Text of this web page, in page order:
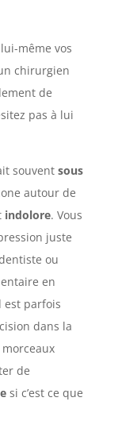
même vos
chirurgien
de
pas à lui
souvent sous
autour de
indolore. Vous
juste
ou
en
est parfois
dans la
de
si c’est ce que